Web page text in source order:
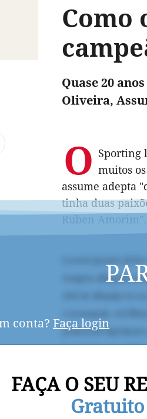
Como
Quase 20
Oliveira,
O Sporting
muitos
assume adepta
tinha duas
Ruben Amorim".
conta? Faça login
FAÇA O SEU
Gratuito